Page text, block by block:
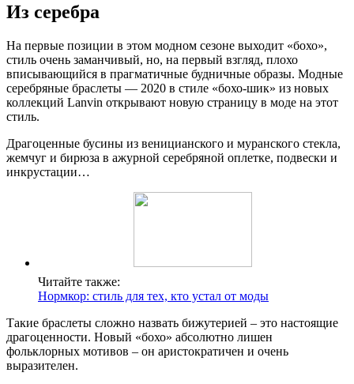
Из серебра
На первые позиции в этом модном сезоне выходит «бохо»,
стиль очень заманчивый, но, на первый взгляд, плохо
вписывающийся в прагматичные будничные образы. Модные
серебряные браслеты — 2020 в стиле «бохо-шик» из новых
коллекций Lanvin открывают новую страницу в моде на этот
стиль.
Драгоценные бусины из веницианского и муранского стекла,
жемчуг и бирюза в ажурной серебряной оплетке, подвески и
инкрустации…
Читайте также:
Нормкор: стиль для тех, кто устал от моды
Такие браслеты сложно назвать бижутерией – это настоящие
драгоценности. Новый «бохо» абсолютно лишен
фольклорных мотивов – он аристократичен и очень
выразителен.